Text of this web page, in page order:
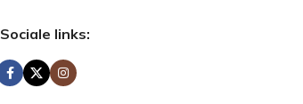
Sociale links: